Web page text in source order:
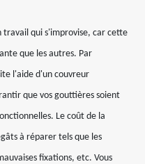
travail qui s'improvise, car cette
que les autres. Par
l'aide d'un couvreur
que vos gouttières soient
Le coût de la
à réparer tels que les
fixations, etc. Vous